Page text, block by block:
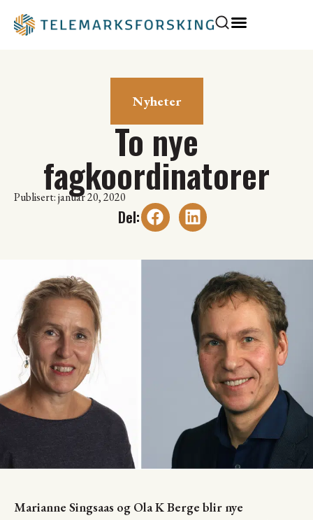
Nyheter
To nye
fagkoordinatorer
Publisert: januar 20, 2020
Marianne Singsaas og Ola K Berge blir nye